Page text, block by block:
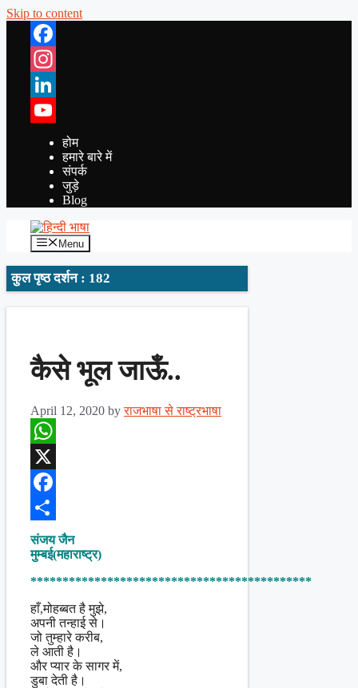
Skip to content
Facebook
Instagram
LinkedIn
YouTube
होम
हमारे बारे में
संपर्क
जुड़े
Blog
Menu
कुल पृष्ठ दर्शन : 182
कैसे भूल जाऊँ..
April 12, 2020 byराजभाषा से राष्ट्रभाषा
WhatsApp
X
Facebook
Share
संजय जैन
मुम्बई(महाराष्ट्र)
********************************************
हाँ,मोहब्बत है मुझे,
अपनी तन्हाई से।
जो तुम्हारे करीब,
ले आती है।
और प्यार के सागर में,
डुबा देती है।